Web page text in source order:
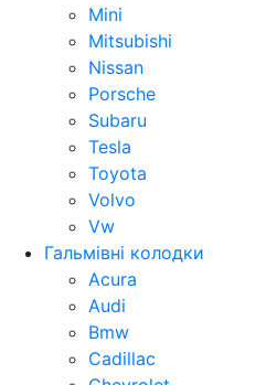
Mini
Mitsubishi
Nissan
Porsche
Subaru
Tesla
Toyota
Volvo
Vw
Гальмівні колодки
Acura
Audi
Bmw
Cadillac